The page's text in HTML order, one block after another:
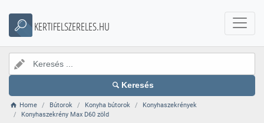
KERTIFELSZERELES.HU
Keresés
Home Bútorok Konyha bútorok
Konyhaszekrények
Konyhaszekrény Max D60 zöld